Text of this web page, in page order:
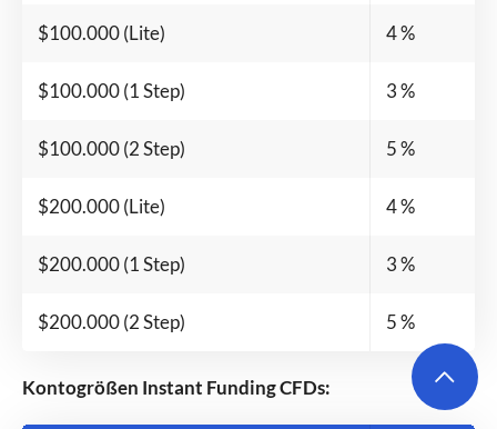
$100.000 (Lite) 4 %
$100.000 (1 Step) 3 %
$100.000 (2 Step) 5 %
$200.000 (Lite) 4 %
$200.000 (1 Step) 3 %
$200.000 (2 Step) 5 %
Kontogrößen Instant Funding CFDs: